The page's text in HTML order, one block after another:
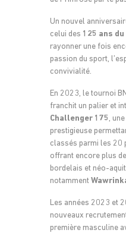
Un nouvel
celui des 125 ans
rayonner une fois
passion du sport,
convivialité.
En 2023, le tournoi
franchit un palier et
Challenger 175 ,
prestigieuse
classés parmi les 20
offrant encore plus
bordelais et néo-
notamment
Les années 2023 et
nouveaux
première masculine